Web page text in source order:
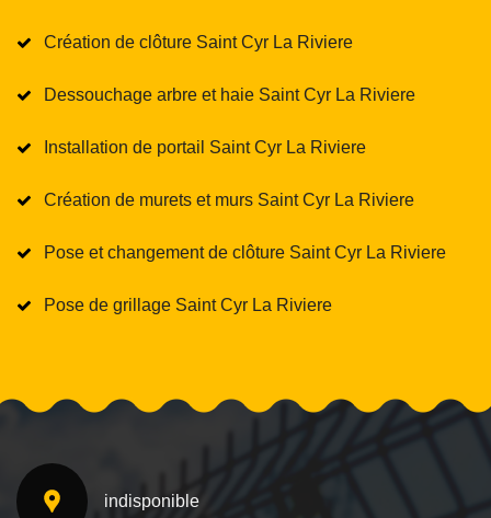
Création de clôture Saint Cyr La Riviere
Dessouchage arbre et haie Saint Cyr La Riviere
Installation de portail Saint Cyr La Riviere
Création de murets et murs Saint Cyr La Riviere
Pose et changement de clôture Saint Cyr La Riviere
Pose de grillage Saint Cyr La Riviere
indisponible